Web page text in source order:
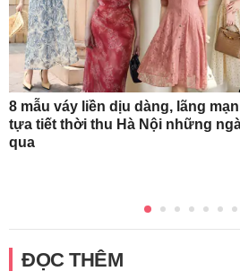
8 mẫu váy liền dịu dàng, lãng mạn
tựa tiết thời thu Hà Nội những
qua
ĐỌC THÊM